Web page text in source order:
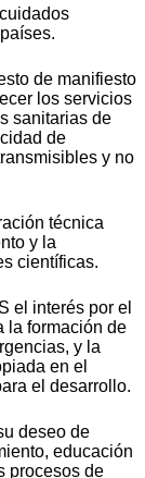
de manifiesto
los servicios
sanitarias de
de
y no
técnica
y la
científicas.
el interés por el
la formación de
y la
en el
el desarrollo.
deseo de
educación
procesos de